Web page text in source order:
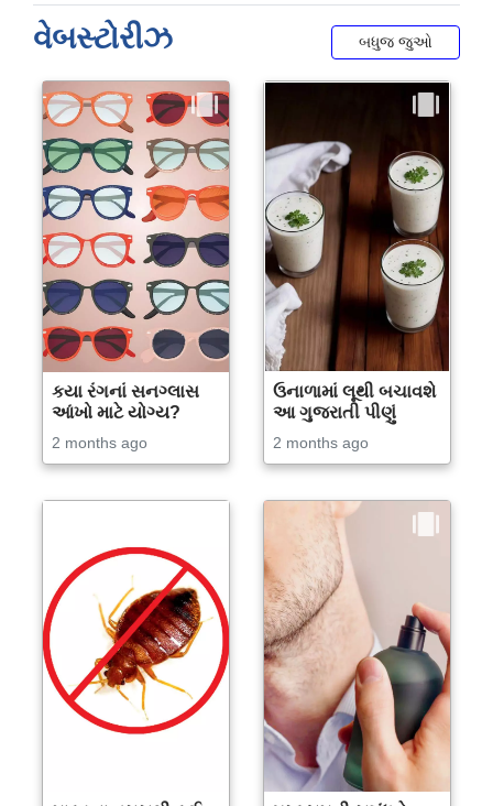
વેબસ્ટોરીઝ બધુજ જુઓ
કયા રંગનાં સનગ્લાસ
આંખો માટે યોગ્ય?
2 months ago
ઉનાળામાં લૂથી બચાવશે
આ ગુજરાતી પીણું
2 months ago